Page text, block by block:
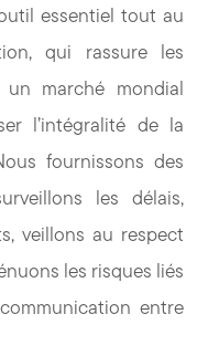
essentiel tout au
qui rassure les
marché mondial
l’intégralité de la
fournissons des
les délais,
veillons au respect
les risques liés
entre